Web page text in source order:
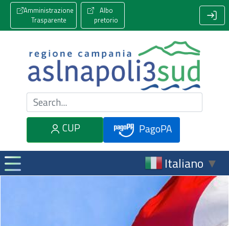
Amministrazione
Trasparente
Albo
pretorio
Cerca nel sito
CUP
PagoPA
Italiano ▼